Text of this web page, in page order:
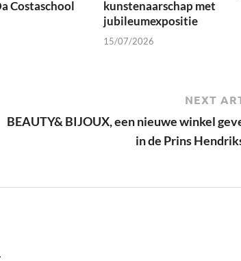
Costaschool
kunstenaarschap met
jubileumexpositie
15/07/2026
NEXT
BEAUTY& BIJOUX, een nieuwe winkel
in de Prins